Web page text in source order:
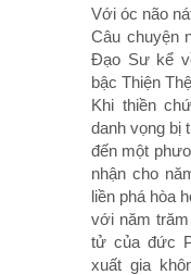
Với óc não
Câu chuyện
Ðạo Sư kể
bậc Thiện
Khi thiền
danh vọng bị
đến một
nhận cho
liền phá hòa
với năm
tử của đức
xuất gia